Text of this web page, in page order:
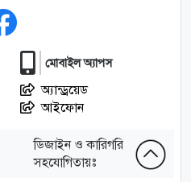
মোবাইল অ্যাপস
অ্যান্ড্রয়েড
আইফোন
ডিজাইন ও কারিগরি
সহযোগিতায়ঃ